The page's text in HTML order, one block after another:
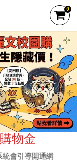
0
物金
統會引導開通網